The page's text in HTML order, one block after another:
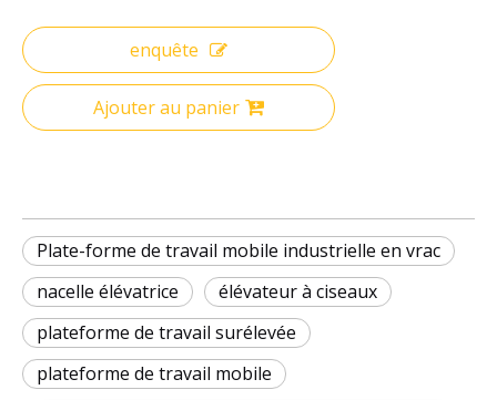
enquête
Ajouter au panier
Plate-forme de travail mobile industrielle en vrac
nacelle élévatrice
élévateur à ciseaux
plateforme de travail surélevée
plateforme de travail mobile